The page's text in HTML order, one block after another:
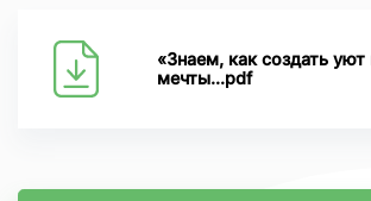
«Знаем, как создать
мечты...pdf